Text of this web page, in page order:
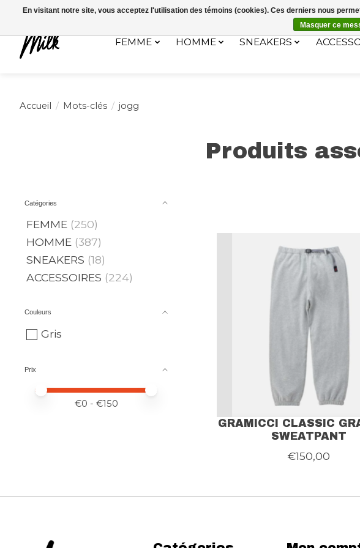
Expédition sous 48h / Livraison gratuite dès 150€ d'achats / -10% avec le code "4MILKZOO"
FEMME HOMME SNEAKERS
Accueil / Mots-clés / jogg
Produits
Catégories
FEMME (250)
HOMME (387)
SNEAKERS (18)
ACCESSOIRES (224)
Couleurs
Gris
Prix
Prix minimum
Price maximum value
€0 - €150
GRAMICCI CLASSIC
SWEATPANT
€150,00
En visitant notre site, vous acceptez l'utilisation des témoins (cookies). Ces derniers nous
Masquer ce